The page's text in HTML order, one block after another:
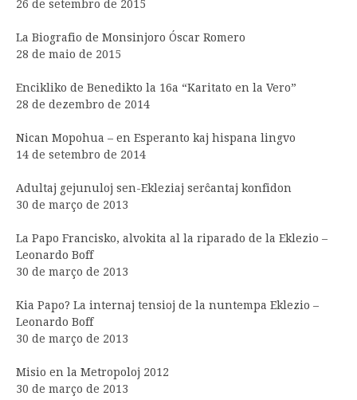
26 de setembro de 2015
La Biografio de Monsinjoro Óscar Romero
28 de maio de 2015
Encikliko de Benedikto la 16a “Karitato en la Vero”
28 de dezembro de 2014
Nican Mopohua – en Esperanto kaj hispana lingvo
14 de setembro de 2014
Adultaj gejunuloj sen-Ekleziaj serĉantaj konfidon
30 de março de 2013
La Papo Francisko, alvokita al la riparado de la Eklezio –
Leonardo Boff
30 de março de 2013
Kia Papo? La internaj tensioj de la nuntempa Eklezio –
Leonardo Boff
30 de março de 2013
Misio en la Metropoloj 2012
30 de março de 2013